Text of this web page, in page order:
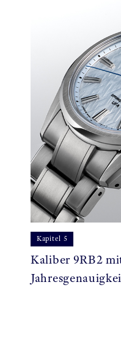
Kapitel 5
Kaliber 9RB2